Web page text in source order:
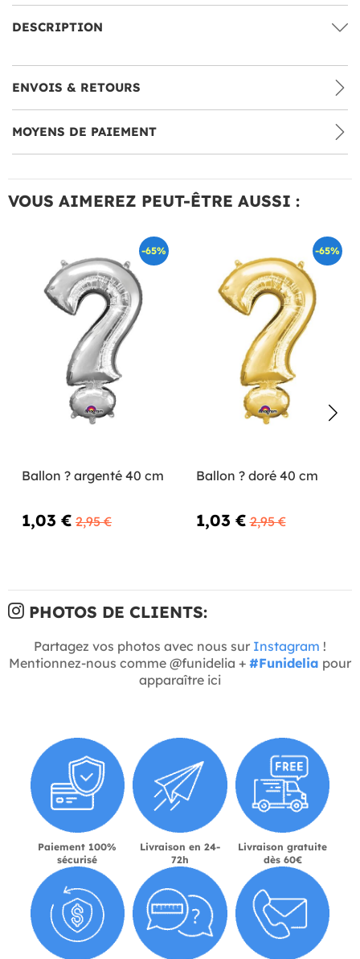
DESCRIPTION
ENVOIS & RETOURS
MOYENS DE PAIEMENT
VOUS AIMEREZ PEUT-ÊTRE AUSSI :
-65%
Ballon ? argenté 40 cm
1,03 € 2,95 €
-65%
Ballon ? doré 40 cm
1,03 € 2,95 €
PHOTOS DE CLIENTS:
Partagez vos photos avec nous sur Instagram !
Mentionnez-nous comme @funidelia + #Funidelia pour
apparaître ici
Paiement 100%
sécurisé
Livraison en 24-
72h
Livraison gratuite
dès 60€